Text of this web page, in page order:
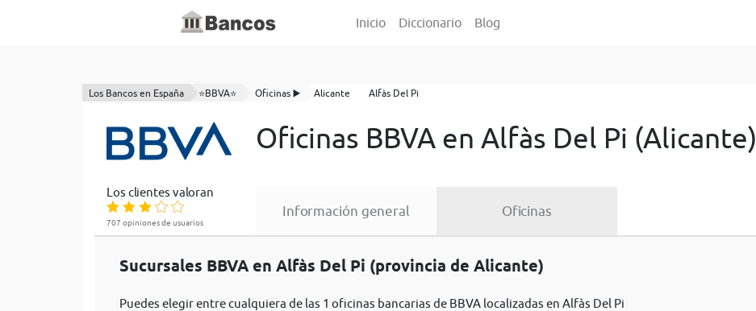
Inicio Diccionario Blog
Los Bancos en España ⭐BBVA⭐ Oficinas ▶️ Alicante Alfàs Del Pi
Oficinas BBVA en Alfàs Del Pi (Alicante)
Los clientes valoran
707 opiniones de usuarios
Información general Oficinas
Sucursales BBVA en Alfàs Del Pi (provincia de Alicante)
Puedes elegir entre cualquiera de las 1 oficinas bancarias de BBVA localizadas en Alfàs Del Pi